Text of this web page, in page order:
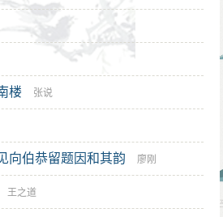
使陈智称“养马不便”的上疏，命其
顿首称谢。当时群臣正在朝上商
用乐，杨士奇与黄淮上疏劝阻，
一天以后，明仁宗召对杨士奇
果不是你等人的进言，我早追悔
奇兼任兵部尚书，同食三份俸禄
）。杨士奇则辞去兵部尚书的俸
楼 张说
向伯恭留题因和其韵 廖刚
王之道